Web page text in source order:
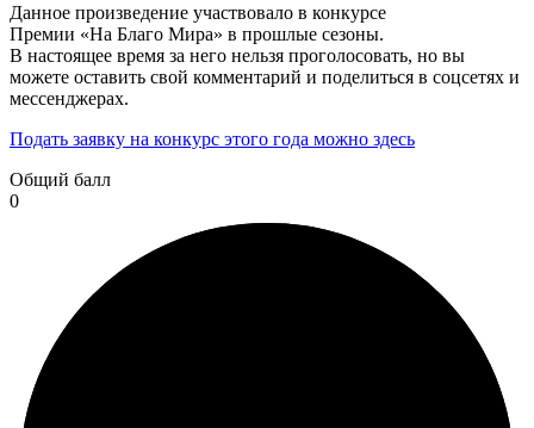
Данное произведение участвовало в конкурсе
Премии «На Благо Мира» в прошлые сезоны.
В настоящее время за него нельзя проголосовать, но вы
можете оставить свой комментарий и поделиться в соцсетях и
мессенджерах.
Подать заявку на конкурс этого года можно здесь
Общий балл
0